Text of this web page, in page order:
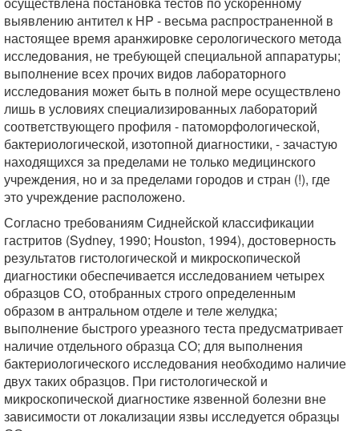
выявлению антител к HP - весьма распространенной в
настоящее время аранжировке серологического метода
исследования, не требующей специальной аппаратуры;
выполнение всех прочих видов лабораторного
исследования может быть в полной мере осуществлено
лишь в условиях специализированных лабораторий
соответствующего профиля - патоморфологической,
бактериологической, изотопной диагностики, - зачастую
находящихся за пределами не только медицинского
учреждения, но и за пределами городов и стран (!), где
это учреждение расположено.
Согласно требованиям Сиднейской классификации
гастритов (Sydney, 1990; Houston, 1994), достоверность
результатов гистологической и микроскопической
диагностики обеспечивается исследованием четырех
образцов СО, отобранных строго определенным
образом в антральном отделе и теле желудка;
выполнение быстрого уреазного теста предусматривает
наличие отдельного образца СО; для выполнения
бактериологического исследования необходимо наличие
двух таких образцов. При гистологической и
микроскопической диагностике язвенной болезни вне
зависимости от локализации язвы исследуется образцы